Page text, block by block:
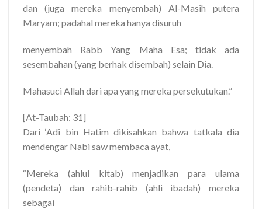
dan (juga mereka menyembah) Al-Masih putera
Maryam; padahal mereka hanya disuruh
menyembah Rabb Yang Maha Esa; tidak ada
sesembahan (yang berhak disembah) selain Dia.
Mahasuci Allah dari apa yang mereka persekutukan.”
[At-Taubah: 31]
Dari ‘Adi bin Hatim dikisahkan bahwa tatkala dia
mendengar Nabi saw membaca ayat,
“Mereka (ahlul kitab) menjadikan para ulama
(pendeta) dan rahib-rahib (ahli ibadah) mereka
sebagai